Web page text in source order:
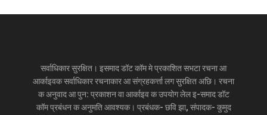
‘’25 सितंबर 1866 कए ‘मोहम्मद अफ़ज़ल बनाम
तुलसीदास आओर अन्य बैरागी’ मामला मे अदालत मे दलील
सर्वाधिकार सुरक्षित। इसमाद डॉट कॉम मे प्रकाशित सभटा रचना आ
आर्काइवक सर्वाधिकार रचनाकार आ संग्रहकर्त्ता लग सुरक्षित अछि। रचना
क अनुवाद आ पुन: प्रकाशन वा आर्काइव क उपयोग लेल इ-समाद डॉट
कॉम प्रबंधन क अनुमति आवश्यक। प्रबंधक- छवि झा, संपादक- कुमुद